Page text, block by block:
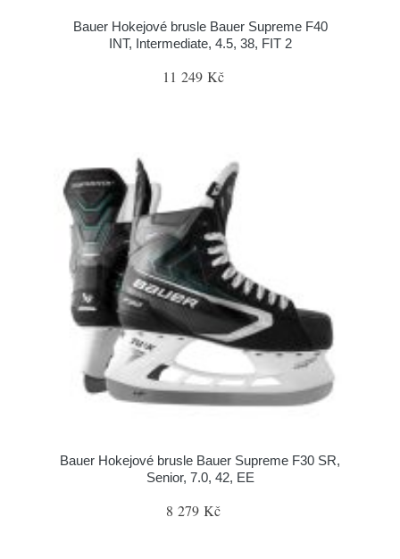
Bauer Hokejové brusle Bauer Supreme F40
INT, Intermediate, 4.5, 38, FIT 2
11 249 Kč
Bauer Hokejové brusle Bauer Supreme F30 SR,
Senior, 7.0, 42, EE
8 279 Kč